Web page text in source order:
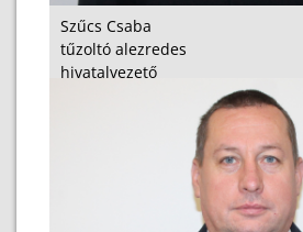
Szűcs Csaba
tűzoltó alezredes
hivatalvezető